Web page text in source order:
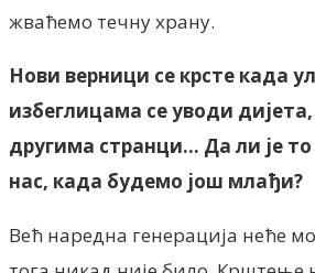
жваћемо течну храну.
Нови верници се крсте када
избеглицама се уводи
другима странци… Да ли је
нас, када будемо још млађи?
Већ наредна генерација неће